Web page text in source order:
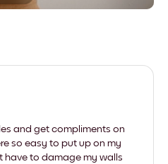
and get compliments on
so easy to put up on my
have to damage my walls